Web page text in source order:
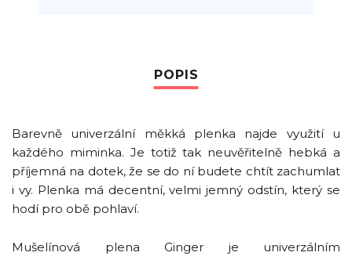
Barevně univerzální měkká plenka najde využití u
každého miminka. Je totiž tak neuvěřitelně hebká a
příjemná na dotek, že se do ní budete chtít zachumlat
i vy. Plenka má decentní, velmi jemný odstín, který se
hodí pro obě pohlaví.
Mušelínová plena Ginger je univerzálním